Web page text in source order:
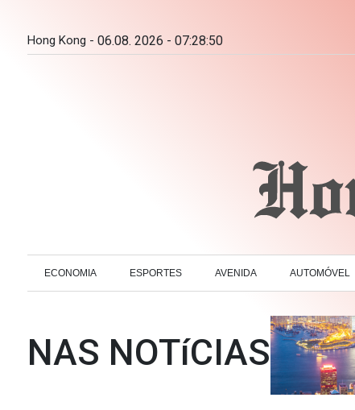
Hong Kong - 06.08. 2026 - 07:28:51
ECONOMIA ESPORTES AVENIDA AUTOMÓVEL
NAS NOTíCIAS